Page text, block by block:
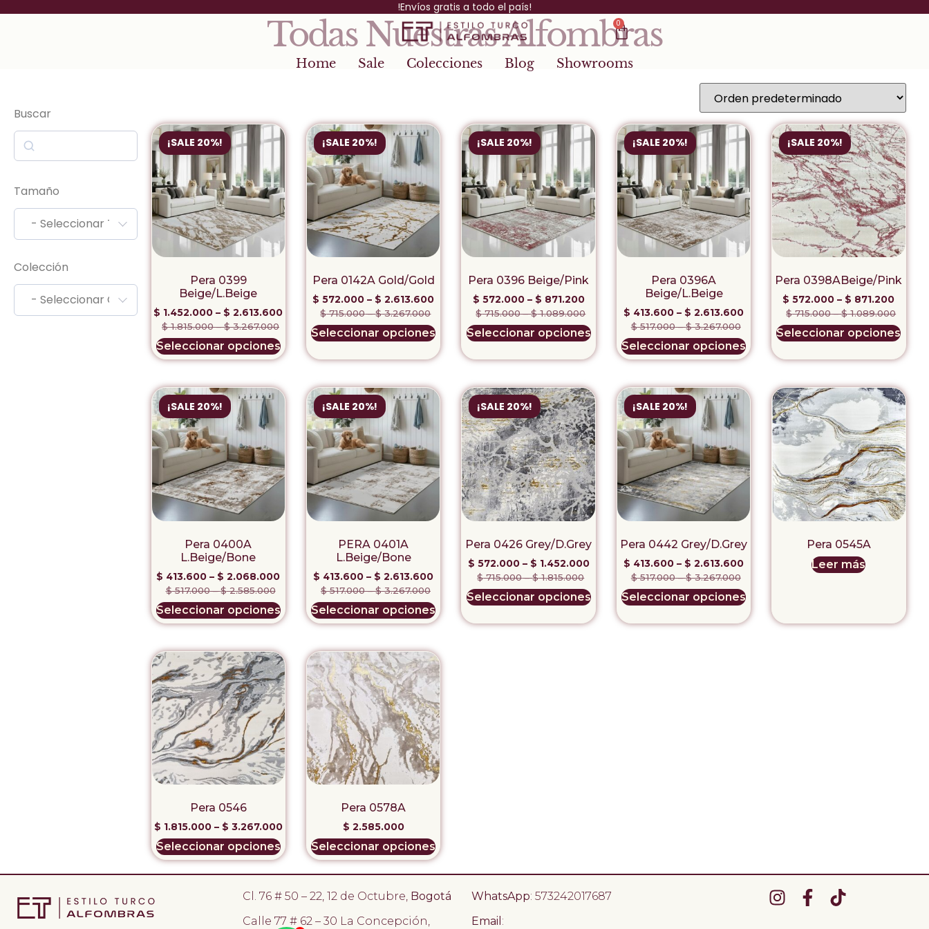
!Envíos gratis a todo el país!
0
Home Sale Colecciones Blog Showrooms
Todas Nuestras Alfombras
Buscar
Tamaño
- Seleccionar Tamaño -
Colección
- Seleccionar Colección -
¡SALE 20%!
Pera 0399
Beige/L.Beige
$ 1.452.000 – $ 2.613.600
$1.815.000–$3.267.000
Seleccionar opciones
¡SALE 20%!
Pera 0142A Gold/Gold
$ 572.000 – $ 2.613.600
$715.000–$3.267.000
Seleccionar opciones
¡SALE 20%!
Pera 0396 Beige/Pink
$ 572.000– $ 871.200
$715.000–$1.089.000
Seleccionar opciones
¡SALE 20%!
Pera 0396A
Beige/L.Beige
$ 413.600 – $ 2.613.600
$517.000–$3.267.000
Seleccionar opciones
¡SALE 20%!
Pera 0398ABeige/Pink
$ 572.000 – $ 871.200
$715.000–$1.089.000
Seleccionar opciones
¡SALE 20%!
Pera 0400A
L.Beige/Bone
$ 413.600 – $ 2.068.000
$517.000–$2.585.000
Seleccionar opciones
¡SALE 20%!
PERA 0401A
L.Beige/Bone
$ 413.600 – $ 2.613.600
$517.000–$3.267.000
Seleccionar opciones
¡SALE 20%!
Pera 0426 Grey/D.Grey
$ 572.000– $ 1.452.000
$715.000–$1.815.000
Seleccionar opciones
¡SALE 20%!
Pera 0442 Grey/D.Grey
$ 413.600 – $ 2.613.600
$517.000–$3.267.000
Seleccionar opciones
Pera 0545A
Leer más
Pera 0546
$ 1.815.000– $ 3.267.000
Seleccionar opciones
Pera 0578A
$ 2.585.000
Seleccionar opciones
Cl. 76 # 50 – 22, 12 de Octubre, Bogotá
Calle 77 # 62 – 30 La Concepción,
WhatsApp: 573242017687
Email :